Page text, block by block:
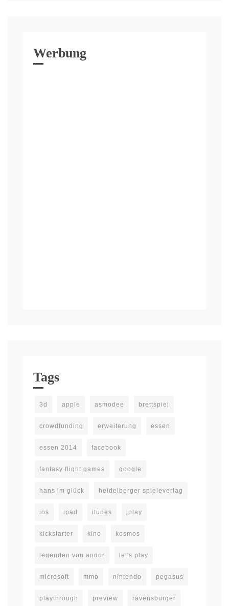
Werbung
Tags
3d apple asmodee brettspiel
crowdfunding erweiterung essen
essen 2014 facebook
fantasy flight games google
hans im glück heidelberger spieleverlag
ios ipad itunes jplay
kickstarter kino kosmos
legenden von andor let's play
microsoft mmo nintendo pegasus
playthrough preview ravensburger